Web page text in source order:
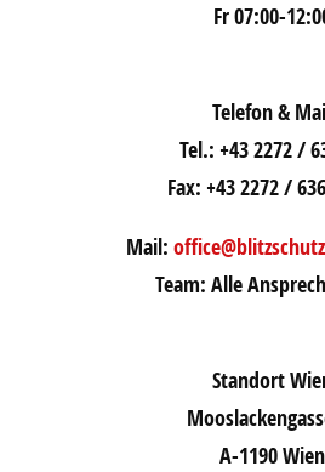
Fr 07:00-
Telefon &
Tel.: +43 2272 /
Fax: +43 2272 /
Mail:
Team: Alle
Standort
A-1190 Wien